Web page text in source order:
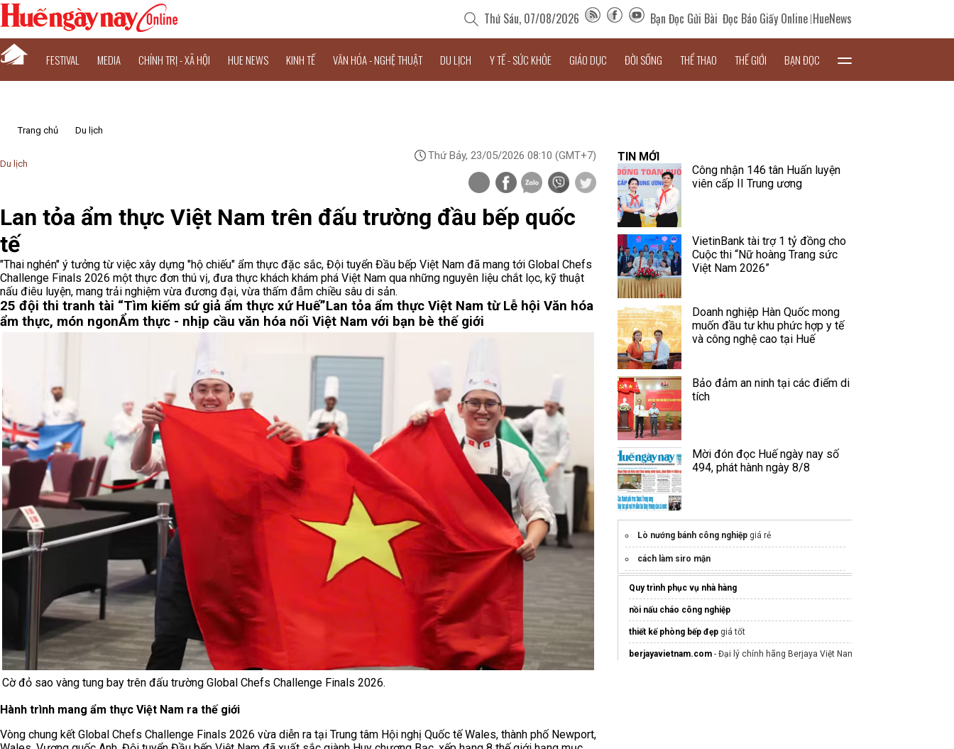
Thứ Sáu, 07/08/2026 Bạn Đọc Gửi Bài Đọc Báo Giấy Online HueNews
FESTIVAL MEDIA CHÍNH TRỊ - XÃ HỘI HUE NEWS KINH TẾ VĂN HÓA - NGHỆ THUẬT DU LỊCH Y TẾ - SỨC KHỎE GIÁO DỤC ĐỜI SỐNG THỂ THAO THẾ GIỚI BẠN ĐỌC
Trang chủ Du lịch
Du lịch
Thứ Bảy, 23/05/2026 08:10 (GMT+7)
Lan tỏa ẩm thực Việt Nam trên đấu trường đầu bếp quốc
tế
"Thai nghén" ý tưởng từ việc xây dựng "hộ chiếu" ẩm thực đặc sắc, Đội tuyển Đầu bếp Việt Nam đã mang tới Global Chefs
Challenge Finals 2026 một thực đơn thú vị, đưa thực khách khám phá Việt Nam qua những nguyên liệu chắt lọc, kỹ thuật
nấu điêu luyện, mang trải nghiệm vừa đương đại, vừa thấm đẫm chiều sâu di sản.
25 đội thi tranh tài “Tìm kiếm sứ giả ẩm thực xứ Huế”Lan tỏa ẩm thực Việt Nam từ Lễ hội Văn hóa
ẩm thực, món ngonẨm thực - nhịp cầu văn hóa nối Việt Nam với bạn bè thế giới
Cờ đỏ sao vàng tung bay trên đấu trường Global Chefs Challenge Finals 2026.
Hành trình mang ẩm thực Việt Nam ra thế giới
Vòng chung kết Global Chefs Challenge Finals 2026 vừa diễn ra tại Trung tâm Hội nghị Quốc tế Wales, thành phố Newport,
TIN MỚI
Công nhận 146 tân Huấn luyện
viên cấp II Trung ương
VietinBank tài trợ 1 tỷ đồng cho
Cuộc thi “Nữ hoàng Trang sức
Việt Nam 2026”
Doanh nghiệp Hàn Quốc mong
muốn đầu tư khu phức hợp y tế
và công nghệ cao tại Huế
Bảo đảm an ninh tại các điểm di
tích
Mời đón đọc Huế ngày nay số
494, phát hành ngày 8/8
Lò nướng bánh công nghiệp giá rẻ
cách làm siro mận
khách sạn giá tốt
Quy trình phục vụ nhà hàng
nồi nấu cháo công nghiệp
thiết kế phòng bếp đẹp giá tốt
berjayavietnam.com - Đại lý chính hãng Berjaya Việt Nam